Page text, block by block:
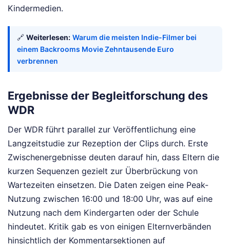
Kindermedien.
🔗 Weiterlesen: Warum die meisten Indie-Filmer bei
einem Backrooms Movie Zehntausende Euro
verbrennen
Ergebnisse der Begleitforschung des
WDR
Der WDR führt parallel zur Veröffentlichung eine
Langzeitstudie zur Rezeption der Clips durch. Erste
Zwischenergebnisse deuten darauf hin, dass Eltern die
kurzen Sequenzen gezielt zur Überbrückung von
Wartezeiten einsetzen. Die Daten zeigen eine Peak-
Nutzung zwischen 16:00 und 18:00 Uhr, was auf eine
Nutzung nach dem Kindergarten oder der Schule
hindeutet. Kritik gab es von einigen Elternverbänden
hinsichtlich der Kommentarsektionen auf